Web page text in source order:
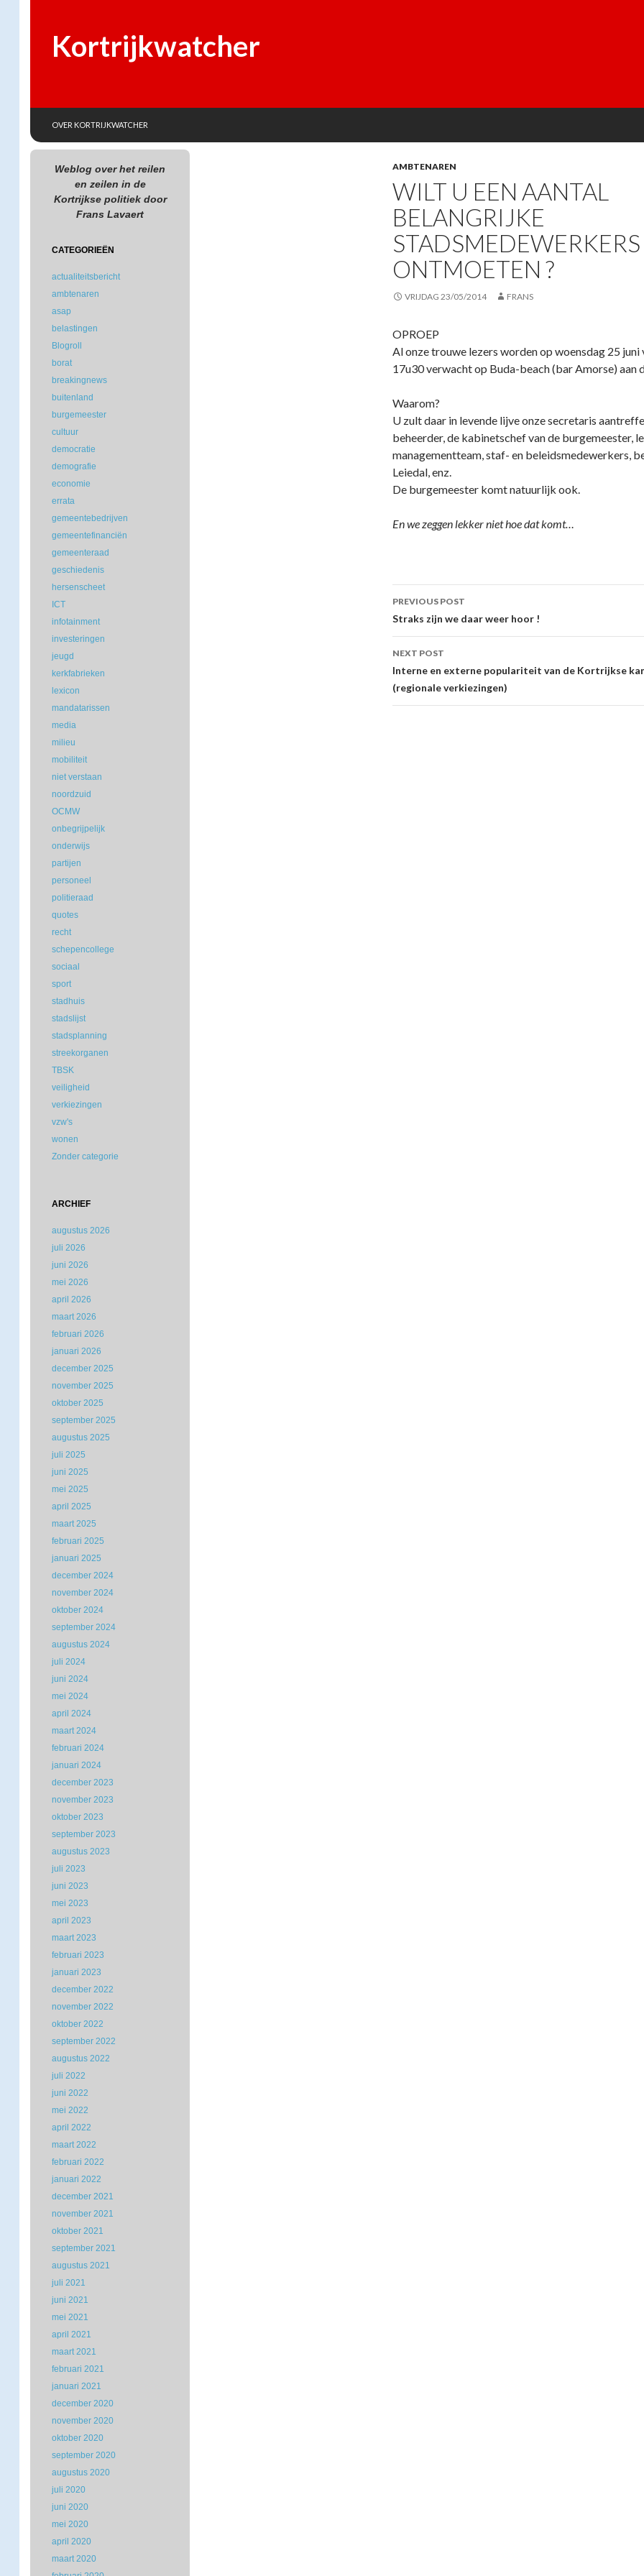
Kortrijkwatcher
OVER KORTRIJKWATCHER
AMBTENAREN
WILT U EEN AANTAL
BELANGRIJKE
STADSMEDEWERKERS
ONTMOETEN ?
VRIJDAG 23/05/2014 FRANS
OPROEP
Al onze trouwe lezers worden op woensdag 25
17u30 verwacht op Buda-beach (bar Amorse) aan
Waarom?
U zult daar in levende lijve onze secretaris
beheerder, de kabinetschef van de burgemeester,
managementteam, staf- en beleidsmedewerkers,
Leiedal, enz.
De burgemeester komt natuurlijk ook.
En we zeggen lekker niet hoe dat komt…
Post
navigation
PREVIOUS POST
Straks zijn we daar weer hoor !
NEXT POST
Interne en externe populariteit van de Kortrijkse
(regionale verkiezingen)
Weblog over het reilen
en zeilen in de
Kortrijkse politiek door
Frans Lavaert
CATEGORIEËN
actualiteitsbericht
ambtenaren
asap
belastingen
Blogroll
borat
breakingnews
buitenland
burgemeester
cultuur
democratie
demografie
economie
errata
gemeentebedrijven
gemeentefinanciën
gemeenteraad
geschiedenis
hersenscheet
ICT
infotainment
investeringen
jeugd
kerkfabrieken
lexicon
mandatarissen
media
milieu
mobiliteit
niet verstaan
noordzuid
OCMW
onbegrijpelijk
onderwijs
partijen
personeel
politieraad
quotes
recht
schepencollege
sociaal
sport
stadhuis
stadslijst
stadsplanning
streekorganen
TBSK
veiligheid
verkiezingen
vzw's
wonen
Zonder categorie
ARCHIEF
augustus 2026
juli 2026
juni 2026
mei 2026
april 2026
maart 2026
februari 2026
januari 2026
december 2025
november 2025
oktober 2025
september 2025
augustus 2025
juli 2025
juni 2025
mei 2025
april 2025
maart 2025
februari 2025
januari 2025
december 2024
november 2024
oktober 2024
september 2024
augustus 2024
juli 2024
juni 2024
mei 2024
april 2024
maart 2024
februari 2024
januari 2024
december 2023
november 2023
oktober 2023
september 2023
augustus 2023
juli 2023
juni 2023
mei 2023
april 2023
maart 2023
februari 2023
januari 2023
december 2022
november 2022
oktober 2022
september 2022
augustus 2022
juli 2022
juni 2022
mei 2022
april 2022
maart 2022
februari 2022
januari 2022
december 2021
november 2021
oktober 2021
september 2021
augustus 2021
juli 2021
juni 2021
mei 2021
april 2021
maart 2021
februari 2021
januari 2021
december 2020
november 2020
oktober 2020
september 2020
augustus 2020
juli 2020
juni 2020
mei 2020
april 2020
maart 2020